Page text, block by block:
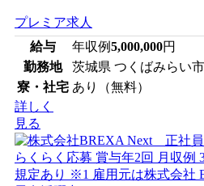
プレミア求人
給与
年収例5,000,000円
勤務地
茨城県 つくばみらい市
寮・社宅 あり（無料）
詳しく
見る